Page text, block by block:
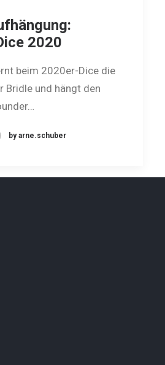
2020
beim 2020er-Dice die
Bridle und hängt den
by arne.schuber